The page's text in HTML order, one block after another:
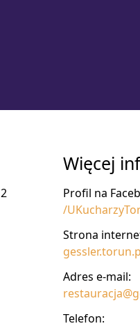
Więcej
Profil na
/
Strona
Adres e-mail:
Telefon: